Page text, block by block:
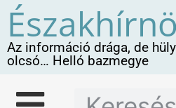
Az információ drága, de
olcsó… Helló bazmegye